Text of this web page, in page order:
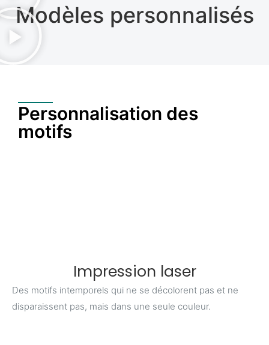
Modèles personnalisés
Personnalisation des
motifs
Impression laser
Des motifs intemporels qui ne se décolorent pas et ne
disparaissent pas, mais dans une seule couleur.